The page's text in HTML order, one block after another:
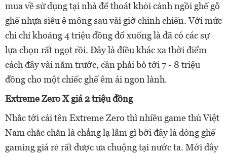
mua về sử dụng tại nhà để thoát khỏi cảnh ngồi ghế gỗ
ghế nhựa siêu ê mông sau vài giờ chinh chiến. Với mức
chi chỉ khoảng 4 triệu đồng đổ xuống là đã có các sự
lựa chọn rất ngọt rồi. Đây là điều khác xa thời điểm
cách đây vài năm trước, cần phải bỏ tới 7 - 8 triệu
đồng cho một chiếc ghế êm ái ngon lành.
Extreme Zero X giá 2 triệu đồng
Nhắc tới cái tên Extreme Zero thì nhiều game thủ Việt
Nam chắc chắn là chẳng lạ lẫm gì bởi đây là dòng ghế
gaming giá rẻ rất được ưa chuộng tại nước ta. Mới đây